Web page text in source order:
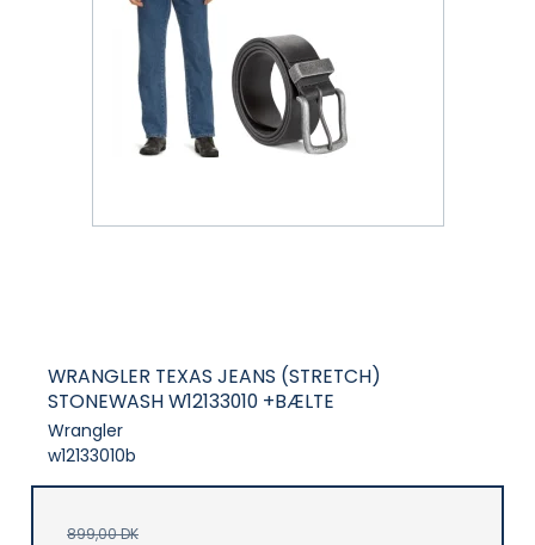
WRANGLER TEXAS JEANS (STRETCH)
STONEWASH W12133010 +BÆLTE
Wrangler
w12133010b
899,00 DK